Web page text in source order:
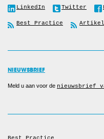
LinkedIn Twitter
Best Practice
NIEUWSBRIEF
Meld u aan voor de nieuwsbrief